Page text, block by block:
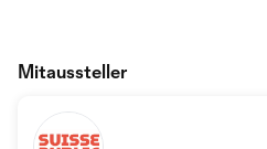
Mitaussteller